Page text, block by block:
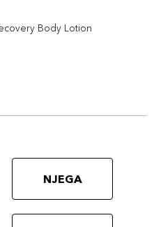
Body Lotion
NJEGA